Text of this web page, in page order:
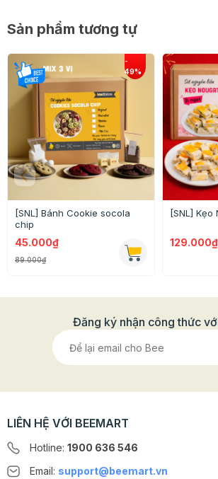
Vừng đen 20g
Hạt mix 200g bao gồm nhiều
Hạnh nhân bột 40g
Mật ong 40g
Dầu dừa 25g
Combo đã bao gồmĐẦY ĐỦ
HƯỚNG DẪN CÁCH LÀM CHI TIẾT
công món bánh quy hạt này ngay
combo cũng giúp bạn tiết kiệm được
khi mua sắm các loại hạt nữa đấy nhé!
Sản phẩm tương tự
[SNL] Bánh Cookie socola
chip
45.000₫
89.000₫
[SNL]
129.000₫
Đăng ký nhận công thức
LIÊN HỆ VỚI BEEMART
Hotline: 1900 636 546
Email: support@beemart.vn